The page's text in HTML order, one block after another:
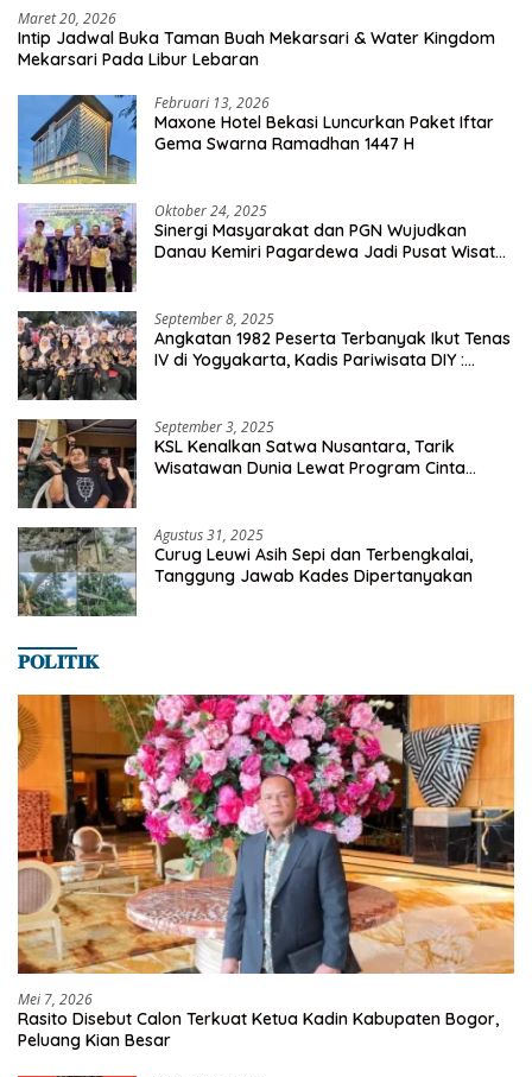
Maret 20, 2026
Intip Jadwal Buka Taman Buah Mekarsari & Water Kingdom
Mekarsari Pada Libur Lebaran
Februari 13, 2026
Maxone Hotel Bekasi Luncurkan Paket Iftar
Gema Swarna Ramadhan 1447 H
Oktober 24, 2025
Sinergi Masyarakat dan PGN Wujudkan
Danau Kemiri Pagardewa Jadi Pusat Wisata
September 8, 2025
Angkatan 1982 Peserta Terbanyak Ikut Tenas
IV di Yogyakarta, Kadis Pariwisata DIY :
September 3, 2025
KSL Kenalkan Satwa Nusantara, Tarik
Wisatawan Dunia Lewat Program Cinta
Agustus 31, 2025
Curug Leuwi Asih Sepi dan Terbengkalai,
Tanggung Jawab Kades Dipertanyakan
𝐏𝐎𝐋𝐈𝐓𝐈𝐊
Mei 7, 2026
Rasito Disebut Calon Terkuat Ketua Kadin Kabupaten Bogor,
Peluang Kian Besar